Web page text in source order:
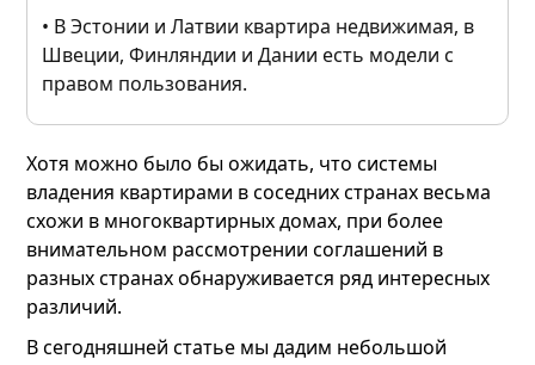
• В Эстонии и Латвии квартира недвижимая, в
Швеции, Финляндии и Дании есть модели с
правом пользования.
Хотя можно было бы ожидать, что системы
владения квартирами в соседних странах весьма
схожи в многоквартирных домах, при более
внимательном рассмотрении соглашений в
разных странах обнаруживается ряд интересных
различий.
В сегодняшней статье мы дадим небольшой